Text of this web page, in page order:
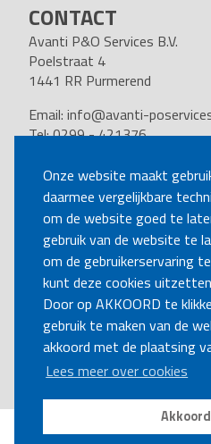
Onze website maakt
daarmee vergelijkbare
om de website goed te
gebruik van de website te
om de gebruikerservaring
kunt deze cookies
Door op AKKOORD te
gebruik te maken van de
akkoord met de plaatsing
Lees meer over cookies
Akkoord
CONTACT
Avanti P&O Services B.V.
Poelstraat 4
1441 RR Purmerend
Email: info@avanti-
Tel: 0299 - 421376
Kvk nummer: 37140121
VOLG ONS
BEL MIJ
MAAK EEN
Disclaimer|